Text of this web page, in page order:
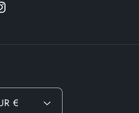
Nederland | EUR €